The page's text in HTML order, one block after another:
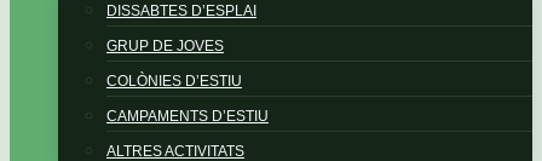
DISSABTES D’ESPLAI
GRUP DE JOVES
COLÒNIES D’ESTIU
CAMPAMENTS D’ESTIU
ALTRES ACTIVITATS